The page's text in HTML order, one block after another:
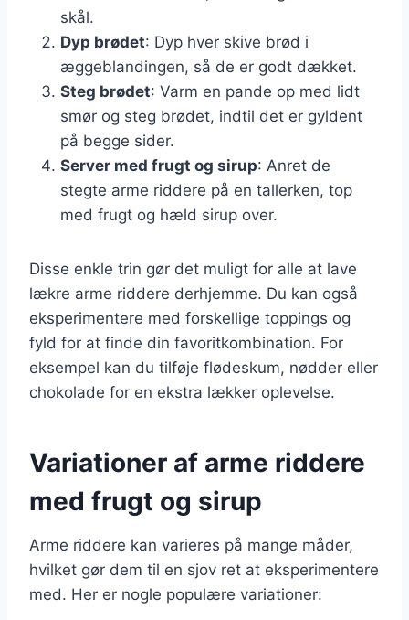
skål.
Dyp brødet: Dyp hver skive brød i
æggeblandingen, så de er godt dækket.
Steg brødet: Varm en pande op med lidt
smør og steg brødet, indtil det er gyldent
på begge sider.
Server med frugt og sirup: Anret de
stegte arme riddere på en tallerken, top
med frugt og hæld sirup over.
Disse enkle trin gør det muligt for alle at lave
lækre arme riddere derhjemme. Du kan også
eksperimentere med forskellige toppings og
fyld for at finde din favoritkombination. For
eksempel kan du tilføje flødeskum, nødder eller
chokolade for en ekstra lækker oplevelse.
Variationer af arme riddere
med frugt og sirup
Arme riddere kan varieres på mange måder,
hvilket gør dem til en sjov ret at eksperimentere
med. Her er nogle populære variationer: